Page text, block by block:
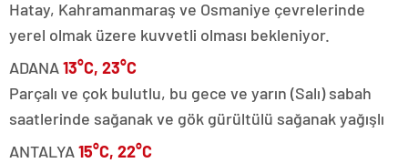
Hatay, Kahramanmaraş ve Osmaniye çevrelerinde
yerel olmak üzere kuvvetli olması bekleniyor.
ADANA13°C, 23°C
Parçalı ve çok bulutlu, bu gece ve yarın (Salı) sabah
saatlerinde sağanak ve gök gürültülü sağanak yağışlı
ANTALYA15°C, 22°C